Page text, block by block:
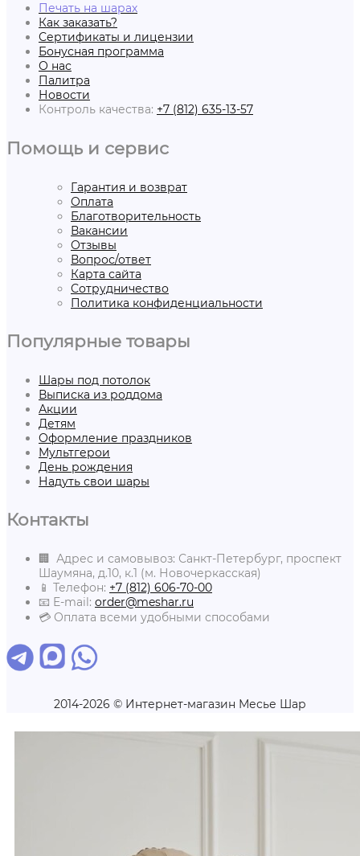
Печать на шарах
Как заказать?
Сертификаты и лицензии
Бонусная программа
О нас
Палитра
Новости
Контроль качества: +7 (812) 635-13-57
Помощь и сервис
Гарантия и возврат
Оплата
Благотворительность
Вакансии
Отзывы
Вопрос/ответ
Карта сайта
Сотрудничество
Политика конфиденциальности
Популярные товары
Шары под потолок
Выписка из роддома
Акции
Детям
Оформление праздников
Мультгерои
День рождения
Надуть свои шары
Контакты
🏢 Адрес и самовывоз: Санкт-Петербург, проспект
Шаумяна, д.10, к.1 (м. Новочеркасская)
📱 Телефон: +7 (812) 606-70-00
📧 E-mail: order@meshar.ru
💳 Оплата всеми удобными способами
2014-2026 © Интернет-магазин Месье Шар